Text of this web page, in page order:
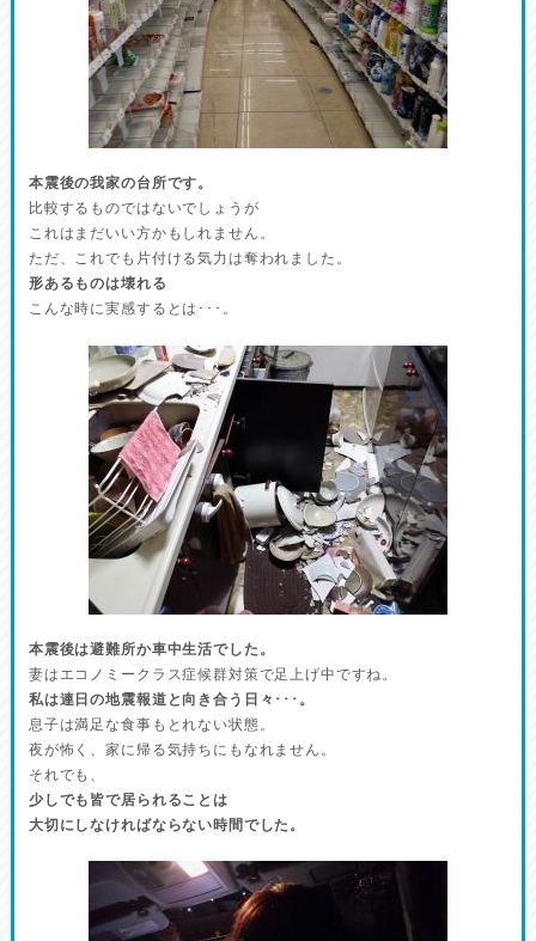
本震後の我家の台所です。
比較するものではないでしょうが
これはまだいい方かもしれません。
ただ、これでも片付ける気力は奪われました。
形あるものは壊れる
こんな時に実感するとは･･･。
本震後は避難所か車中生活でした。
妻はエコノミークラス症候群対策で足上げ中ですね。
私は連日の地震報道と向き合う日々･･･。
息子は満足な食事もとれない状態。
夜が怖く、家に帰る気持ちにもなれません。
それでも、
少しでも皆で居られることは
大切にしなければならない時間でした。